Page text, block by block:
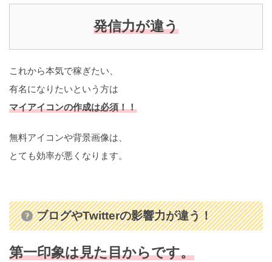
発信力が違う
これから本気で稼ぎたい、
有名になりたいという方は
マイアイコンの作成は必須！！
無料アイコンや背景画像は、
とても効率が悪くなります。
ブログやTwitterの影響力が違う！
第一印象は見た目からです。